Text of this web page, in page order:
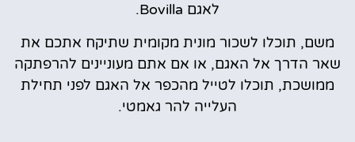
לאגם Bovilla.
משם, תוכלו לשכור מונית מקומית שתיקח אתכם את
שאר הדרך אל האגם, או אם אתם מעוניינים להרפתקה
ממושכת, תוכלו לטייל מהכפר אל האגם לפני תחילת
העלייה להר גאמטי.